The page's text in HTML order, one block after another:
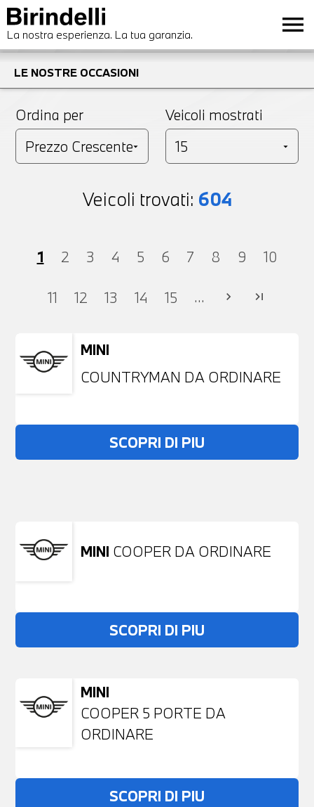
La nostra esperienza. La tua garanzia. menu
LE NOSTRE OCCASIONI
Ordina per Veicoli mostrati
Veicoli trovati: 604
1 2 3 4 5 6 7 8 9 10
11 12 13 14 15 ... chevron_right last_page
MINI
COUNTRYMAN DA ORDINARE
SCOPRI DI PIU
Non stai trovando ciò che cerchi?
MINI COOPER DA ORDINARE
SCOPRI DI PIU
MINI
COOPER 5 PORTE DA
ORDINARE
SCOPRI DI PIU